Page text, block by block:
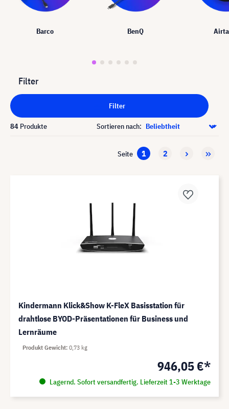
Barco BenQ
Filter
Filter
84 Produkte Sortieren nach:
Seite 1 2
Kindermann Klick&Show K-FleX Basisstation für
drahtlose BYOD-Präsentationen für Business und
Lernräume
946,05 €*
Lagernd. Sofort versandfertig. Lieferzeit 1-3 Werktage
Produkt Gewicht 0,73 kg